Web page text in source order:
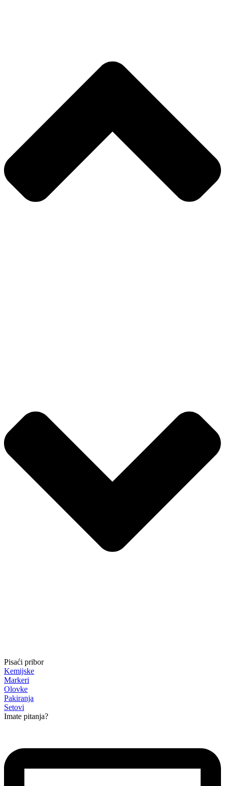
Pisaći pribor
Kemijske
Markeri
Olovke
Pakiranja
Setovi
Imate pitanja?